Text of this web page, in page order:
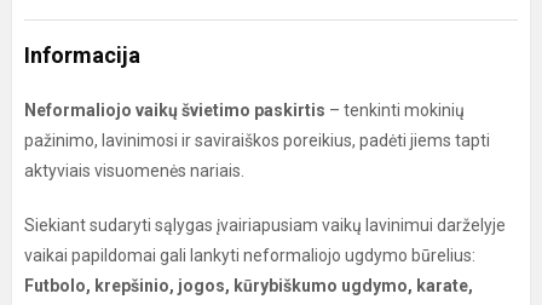
Informacija
Neformaliojo vaikų švietimo paskirtis – tenkinti mokinių
pažinimo, lavinimosi ir saviraiškos poreikius, padėti jiems tapti
aktyviais visuomenės nariais.
Siekiant sudaryti sąlygas įvairiapusiam vaikų lavinimui darželyje
vaikai papildomai gali lankyti neformaliojo ugdymo būrelius:
Futbolo, krepšinio, jogos, kūrybiškumo ugdymo, karate,